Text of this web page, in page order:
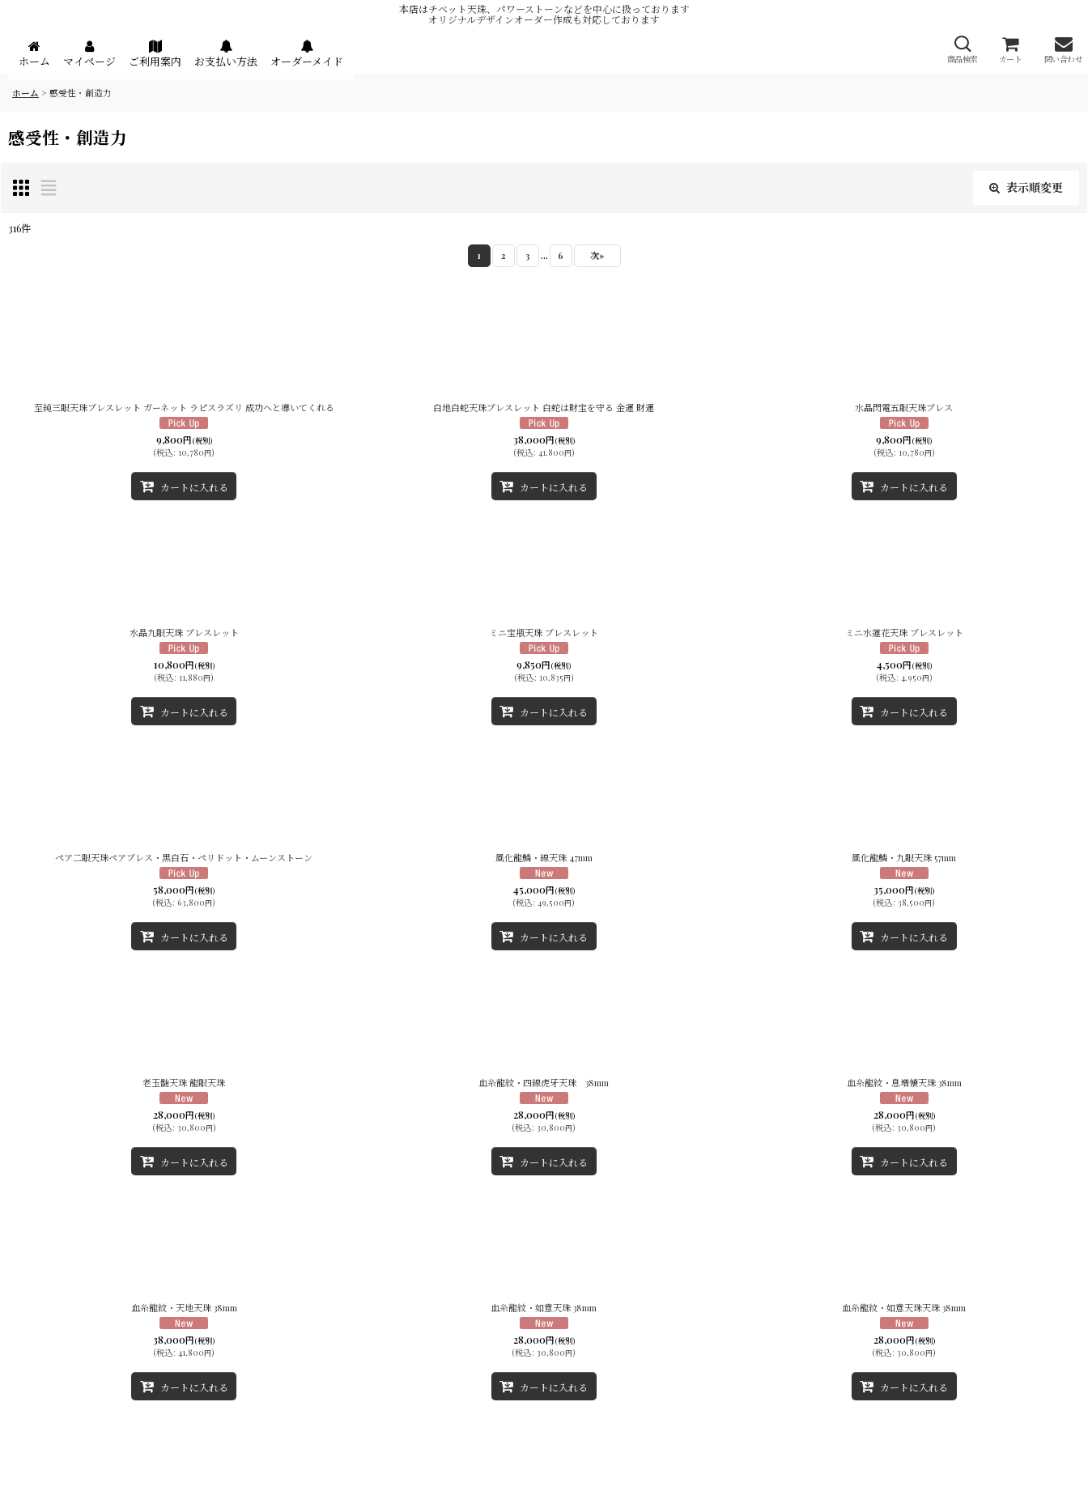
本店はチベット天珠、パワーストーンなどを中心に扱っております
オリジナルデザインオーダー作成も対応しております
メニュー 商品検索 カート 問い合わせ
ホーム マイページ ご利用案内 お支払い方法 オーダーメイド
ホーム > 感受性・創造力
感受性・創造力
表示順変更
316件
1 2 3 ... 6 次»
至純三眼天珠ブレスレット ガーネット ラピスラズリ 成功へと導いてくれる
9,800円(税別)
(税込: 10,780円)
カートに入れる
白地白蛇天珠ブレスレット 白蛇は財宝を守る 金運 財運
38,000円(税別)
(税込: 41,800円)
カートに入れる
水晶閃電五眼天珠ブレス
9,800円(税別)
(税込: 10,780円)
カートに入れる
水晶九眼天珠 ブレスレット
10,800円(税別)
(税込: 11,880円)
カートに入れる
ミニ宝瓶天珠 ブレスレット
9,850円 (税別)
(税込: 10,835円)
カートに入れる
ミニ水蓮花天珠 ブレスレット
4,500円(税別)
(税込: 4,950円)
カートに入れる
ペア二眼天珠ペアブレス・黒白石・ペリドット・ムーンストーン
58,000円(税別)
(税込: 63,800円)
カートに入れる
風化龍鱗・線天珠 47mm
45,000円(税別)
(税込: 49,500円)
カートに入れる
風化龍鱗・九眼天珠 57mm
35,000円(税別)
(税込: 38,500円)
カートに入れる
老玉髄天珠 龍眼天珠
28,000円(税別)
(税込: 30,800円)
カートに入れる
血糸龍紋・四線虎牙天珠 38mm
28,000円(税別)
(税込: 30,800円)
カートに入れる
血糸龍紋・息増懐天珠 38mm
28,000円(税別)
(税込: 30,800円)
カートに入れる
血糸龍紋・天地天珠 38mm
38,000円(税別)
(税込: 41,800円)
カートに入れる
血糸龍紋・如意天珠 38mm
28,000円(税別)
(税込: 30,800円)
カートに入れる
血糸龍紋・如意天珠天珠 38mm
28,000円(税別)
(税込: 30,800円)
カートに入れる